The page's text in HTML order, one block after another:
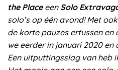
the Placeeen Solo
solo’s op één avond! Met
de korte pauzes ertussen en
we eerder in januari 2020
Een uitputtingsslag van heb